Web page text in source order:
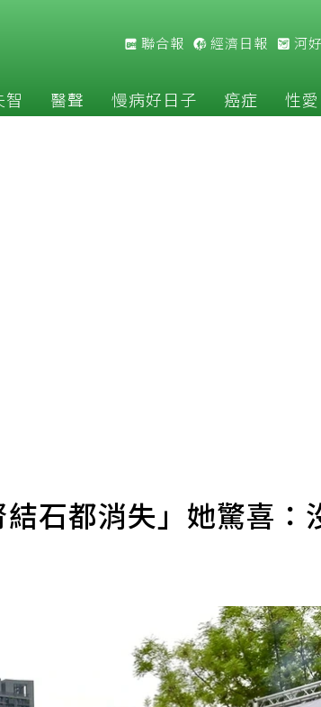
聯合報 經濟日報 河
智 醫聲 慢病好日子 癌症 性愛
石都消失」她驚喜：